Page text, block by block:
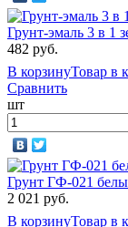
Грунт-эмаль 3 в 1
482 руб.
В корзинуТовар в
Сравнить
шт
Грунт ГФ-021
2 021 руб.
В корзинуТовар в